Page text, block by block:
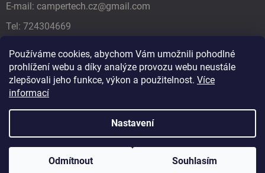
Používáme cookies, abychom Vám umožnili pohodlné
prohlížení webu a díky analýze provozu webu neustále
zlepšovali jeho funkce, výkon a použitelnost. Více
informací
Nastavení
Odmítnout Souhlasím
E-mail: campertech.cz@gmail.com
Tel: 724304669